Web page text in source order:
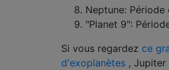
Neptune:
"Planet 9":
Si vous regardez ce
d'exoplanètes ,